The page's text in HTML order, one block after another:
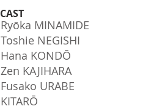
CAST
Ryōka MINAMIDE
Toshie NEGISHI
Hana KONDŌ
Zen KAJIHARA
Fusako URABE
KITARŌ